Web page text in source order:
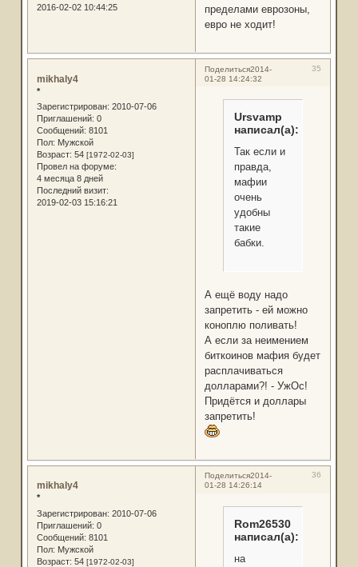
2016-02-02 10:44:25
пределами еврозоны,
евро не ходит!
Поделиться 35
2014-
01-28 14:24:32
mikhaly4
*
Зарегистрирован: 2010-07-06
Приглашений: 0
Сообщений: 8101
Пол: Мужской
Возраст: 54 [1972-02-03]
Провел на форуме:
4 месяца 8 дней
Последний визит:
2019-02-03 15:16:21
Ursvamp
написал(а):
Так если и
правда,
мафии
очень
удобны
такие
бабки.
А ещё воду надо
запретить - ей можно
коноплю поливать!
А если за неимением
биткоинов мафия будет
расплачиваться
долларами?! - УжОс!
Придётся и доллары
запретить!
Поделиться 36
2014-
01-28 14:26:14
mikhaly4
*
Зарегистрирован: 2010-07-06
Приглашений: 0
Сообщений: 8101
Пол: Мужской
Возраст: 54 [1972-02-03]
Rom26530
написал(а):
на